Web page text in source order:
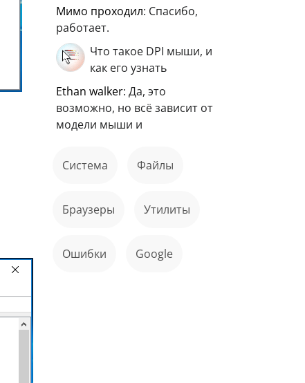
мимо проходил: Спасибо,
работает.
Что такое DPI мыши, и
как его узнать
ethan walker: Да, это
возможно, но всё зависит от
модели мыши и
Система файлы
Браузеры Утилиты
ошибки Google